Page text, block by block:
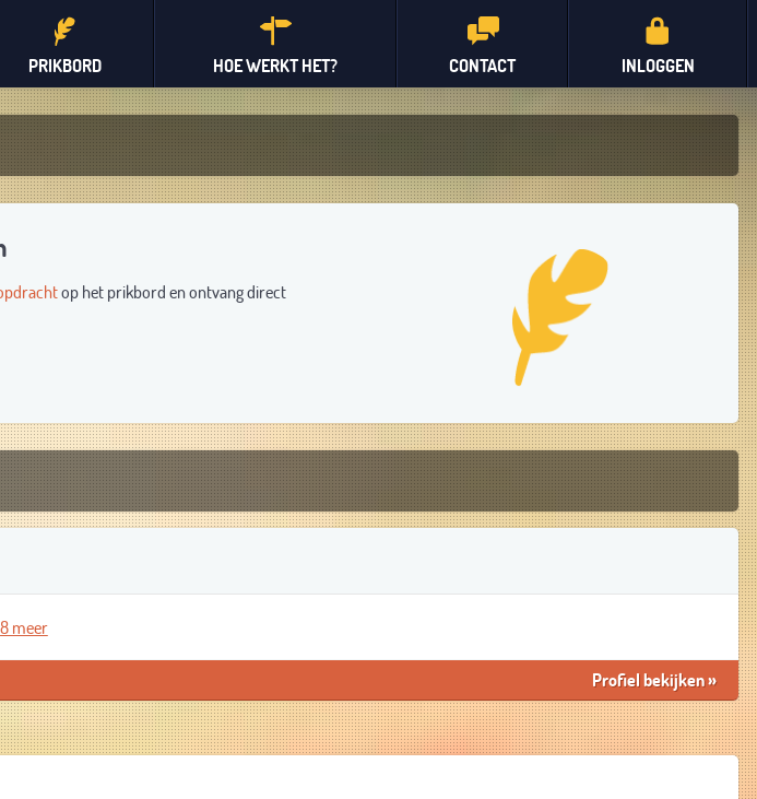
INLOGGEN
CONTACT
HOE WERKT HET?
PRIKBORD
op het prikbord en ontvang direct
8 meer
Profiel bekijken»